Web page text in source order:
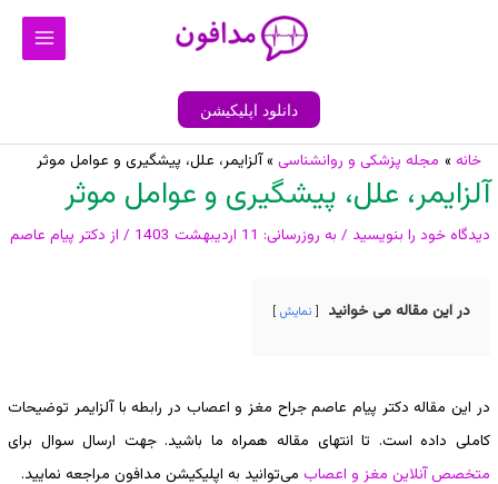
Main
دانلود اپلیکیشن
خانه مجله پزشکی و روانشناسی آلزایمر، علل، پیشگیری و عوامل موثر
آلزایمر، علل، پیشگیری و عوامل موثر
دیدگاه‌ خود را بنویسید / به روزرسانی: / از دکتر پیام عاصم
در این مقاله می خوانید نمایش
در این مقاله دکتر پیام عاصم جراح مغز و اعصاب در رابطه با آلزایمر توضیحات
کاملی داده است. تا انتهای مقاله همراه ما باشید. جهت ارسال سوال برای
متخصص آنلاین مغز و اعصاب می‌توانید به اپلیکیشن مدافون مراجعه نمایید.
پیمایش
نوشته